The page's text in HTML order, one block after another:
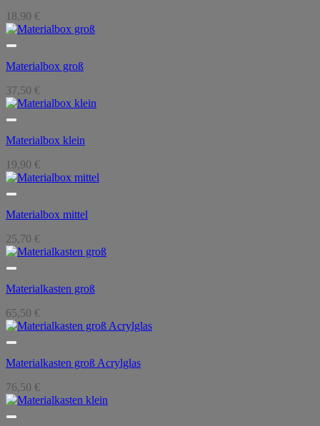
18,90 €
Materialbox groß
37,50 €
Materialbox klein
19,90 €
Materialbox mittel
25,70 €
Materialkasten groß
65,50 €
Materialkasten groß Acrylglas
76,50 €